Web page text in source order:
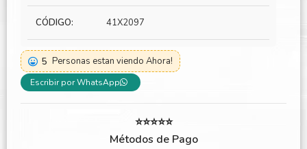
CÓDIGO: 41X2097
5 Personas estan viendo Ahora!
Escribir por WhatsApp
⭐⭐⭐⭐⭐
Métodos de Pago